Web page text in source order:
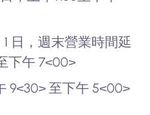
1 日，週末營業時間延
下午 7<00>
9<30> 至下午 5<00>